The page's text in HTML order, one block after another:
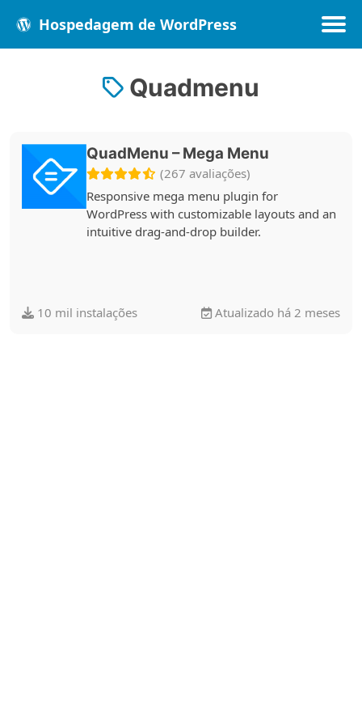
Hospedagem de WordPress
Quadmenu
QuadMenu – Mega Menu
(267 avaliações)
Responsive mega menu plugin for
WordPress with customizable layouts and an
intuitive drag-and-drop builder.
10 mil instalações Atualizado há 2 meses